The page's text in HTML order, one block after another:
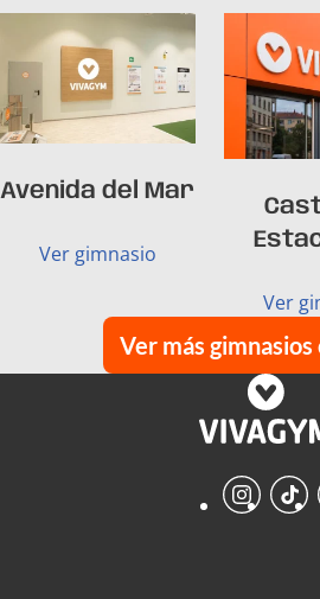
Avenida del Mar
Ver gimnasio
Ver
Ver más gimnasios